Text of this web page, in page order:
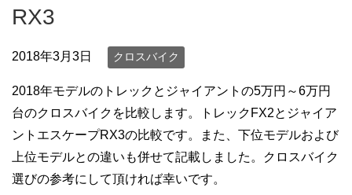
RX3
2018年3月3日 クロスバイク
2018年モデルのトレックとジャイアントの5万円～6万円
台のクロスバイクを比較します。トレックFX2とジャイア
ントエスケープRX3の比較です。また、下位モデルおよび
上位モデルとの違いも併せて記載しました。クロスバイク
選びの参考にして頂ければ幸いです。